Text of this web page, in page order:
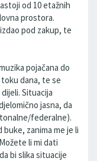
od 10 etažnih
prostora.
pod zakup, te
pojačana do
dana, te se
Situacija
jasna, da
federalne).
zanima me je li
li mi dati
bi slika situacije